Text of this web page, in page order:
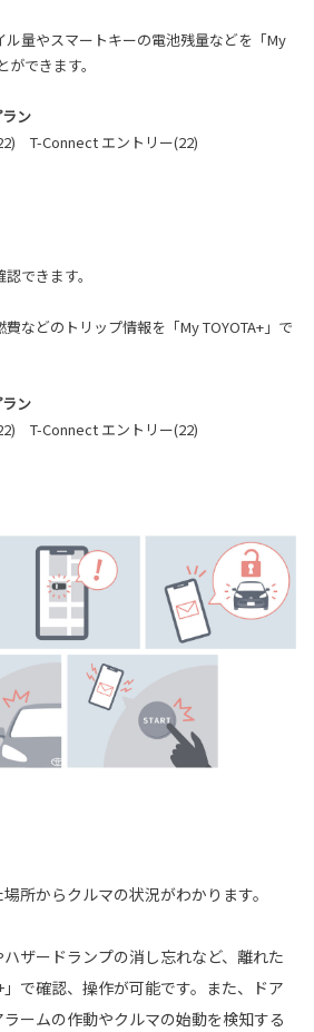
量やスマートキーの電池残量などを「My
できます。
ン
T-Connect エントリー(22)
できます。
などのトリップ情報を「My TOYOTA+」で
ン
T-Connect エントリー(22)
所からクルマの状況がわかります。
ザードランプの消し忘れなど、離れた
で確認、操作が可能です。また、ドア
ームの作動やクルマの始動を検知する